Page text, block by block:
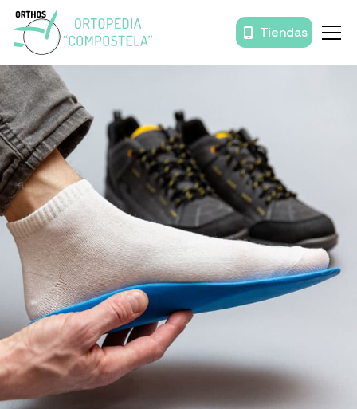
Ayudas de baño
Ayudas técnicas para movilidad
Ayudas vida diaria
Grúas y salvaescaleras
Descanso
Antiescaras
Deporte rehabilitación
Sillas
Tiendas